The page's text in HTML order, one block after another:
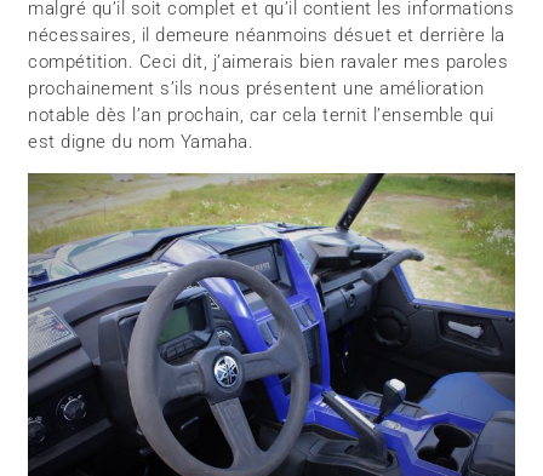
malgré qu’il soit complet et qu’il contient les informations
nécessaires, il demeure néanmoins désuet et derrière la
compétition. Ceci dit, j’aimerais bien ravaler mes paroles
prochainement s’ils nous présentent une amélioration
notable dès l’an prochain, car cela ternit l’ensemble qui
est digne du nom Yamaha.